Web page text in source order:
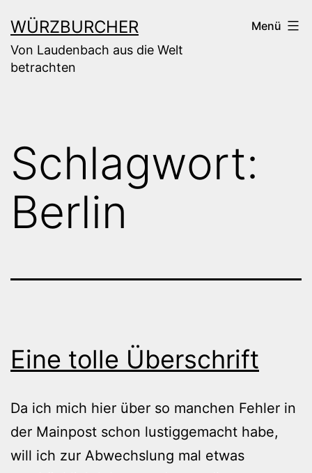
Inhalt
springen
WÜRZBURCHER
Von Laudenbach aus die Welt
betrachten
Menü
Schlagwort:
Berlin
Eine tolle Überschrift
Da ich mich hier über so manchen Fehler in
der Mainpost schon lustiggemacht habe,
will ich zur Abwechslung mal etwas